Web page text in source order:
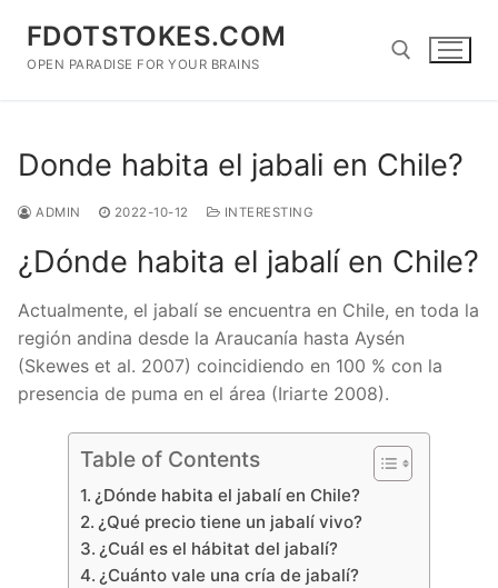
content
FDOTSTOKES.COM
OPEN PARADISE FOR YOUR BRAINS
Donde habita el jabali en Chile?
ADMIN 2022-10-12 INTERESTING
¿Dónde habita el jabalí en Chile?
Actualmente, el jabalí se encuentra en Chile, en toda la
región andina desde la Araucanía hasta Aysén
(Skewes et al. 2007) coincidiendo en 100 % con la
presencia de puma en el área (Iriarte 2008).
Table of Contents
¿Dónde habita el jabalí en Chile?
¿Qué precio tiene un jabalí vivo?
¿Cuál es el hábitat del jabalí?
¿Cuánto vale una cría de jabalí?